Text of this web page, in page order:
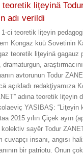
teoretik liţeyinä
adı verildi
1-ci teoretik liţeyin
Kongaz küü Sovetinin
teoretik liţeyinä gagauz
dramaturgun,
avtorunun Todur
açıkladı redakţiyamıza
adına teoretik liţeyin
YASIBAŞ: “Liţeyin
2015 yılın Çiçek ayın
kolektiv sayêr Todur
cuvapçı insanı, angısı
bir patriotu. Onun çok